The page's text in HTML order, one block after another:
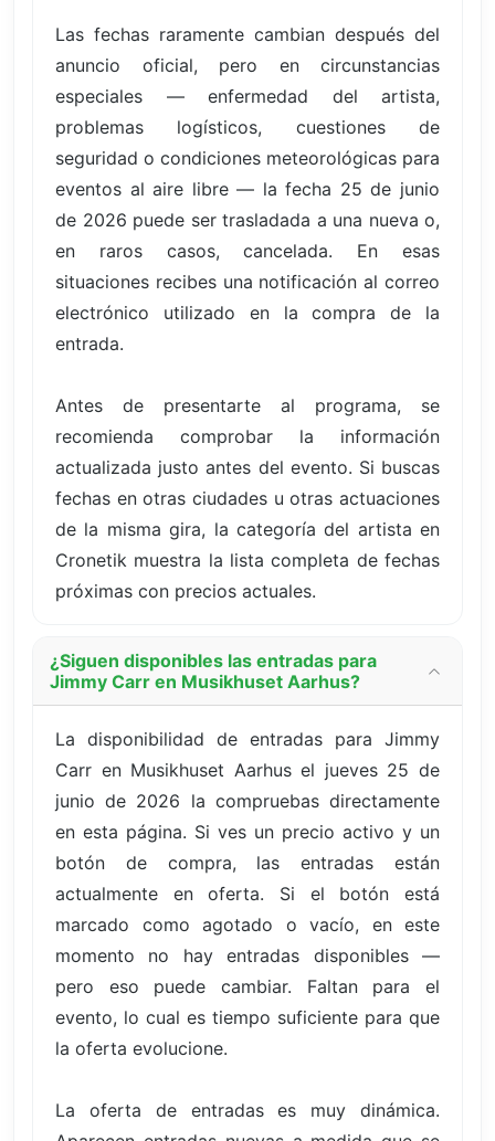
Las fechas raramente cambian después del
anuncio oficial, pero en circunstancias
especiales — enfermedad del artista,
problemas logísticos, cuestiones de
seguridad o condiciones meteorológicas para
eventos al aire libre — la fecha 25 de junio
de 2026 puede ser trasladada a una nueva o,
en raros casos, cancelada. En esas
situaciones recibes una notificación al correo
electrónico utilizado en la compra de la
entrada.
Antes de presentarte al programa, se
recomienda comprobar la información
actualizada justo antes del evento. Si buscas
fechas en otras ciudades u otras actuaciones
de la misma gira, la categoría del artista en
Cronetik muestra la lista completa de fechas
próximas con precios actuales.
¿Siguen disponibles las entradas para
Jimmy Carr en Musikhuset Aarhus?
La disponibilidad de entradas para Jimmy
Carr en Musikhuset Aarhus el jueves 25 de
junio de 2026 la compruebas directamente
en esta página. Si ves un precio activo y un
botón de compra, las entradas están
actualmente en oferta. Si el botón está
marcado como agotado o vacío, en este
momento no hay entradas disponibles —
pero eso puede cambiar. Faltan para el
evento, lo cual es tiempo suficiente para que
la oferta evolucione.
La oferta de entradas es muy dinámica.